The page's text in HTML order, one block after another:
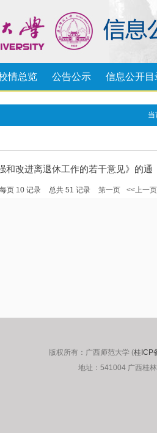
情总览 公告公示 信息公开目
当
和改进离退休工作的若干意见》的通
每页 10 记录 总共 51 记录 第一页 <<上一页
版权所有：广西师范大学 (桂ICP
地址：541004 广西桂